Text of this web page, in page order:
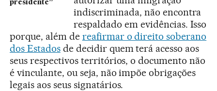
presidente”
indiscriminada, não encontra
respaldado em evidências. Isso
porque, além de reafirmar o direito soberano
dos Estadosde decidir quem terá acesso aos
seus respectivos territórios, o documento não
é vinculante, ou seja, não impõe obrigações
legais aos seus signatários.